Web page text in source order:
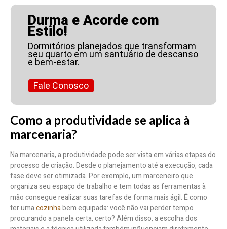
Durma e Acorde com
Estilo!
Dormitórios planejados que transformam
seu quarto em um santuário de descanso
e bem-estar.
Fale Conosco
Como a produtividade se aplica à
marcenaria?
Na marcenaria, a produtividade pode ser vista em várias etapas do
processo de criação. Desde o planejamento até a execução, cada
fase deve ser otimizada. Por exemplo, um marceneiro que
organiza seu espaço de trabalho e tem todas as ferramentas à
mão consegue realizar suas tarefas de forma mais ágil. É como
ter umacozinhabem equipada: você não vai perder tempo
procurando a panela certa, certo? Além disso, a escolha dos